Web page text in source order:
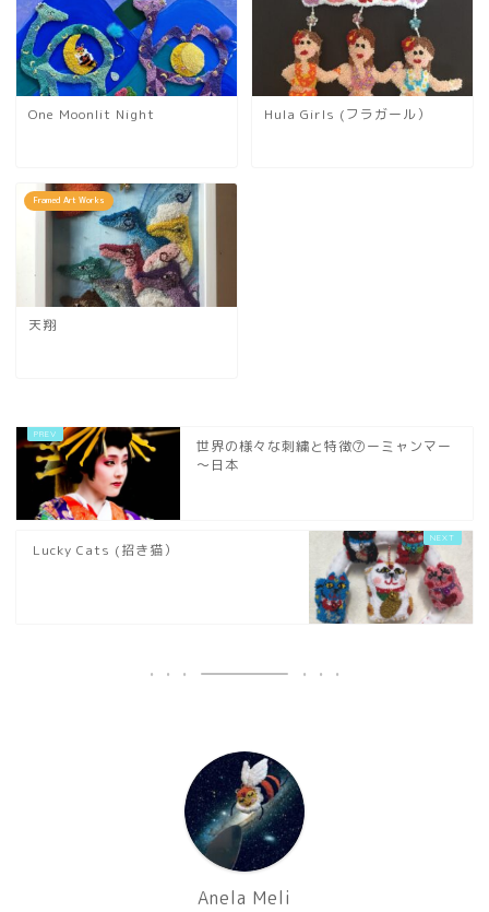
One Moonlit Night Hula Girls (フラガール）
Framed Art Works
天翔
世界の様々な刺繍と特徴⑦ーミャンマー
～日本
Lucky Cats (招き猫）
Anela Meli